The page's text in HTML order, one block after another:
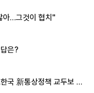
아…그것이 협치"
은?
국 新통상정책 교두보 활